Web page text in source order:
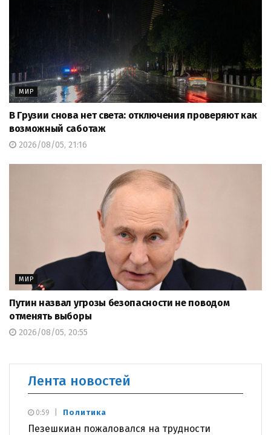
МИР
В Грузии снова нет света: отключения проверяют как
возможный саботаж
2026/08/05, 21:16
МИР
Путин назвал угрозы безопасности не поводом
отменять выборы
2026/08/05, 20:55
Лента новостей
Политика
Пезешкиан пожаловался на трудности
0:59